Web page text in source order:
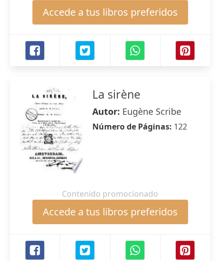
Accede a tus libros preferidos
La sirène
Autor: Eugène Scribe
Número de Páginas: 122
Contenido promocionado
Accede a tus libros preferidos